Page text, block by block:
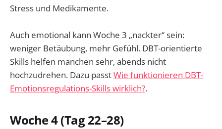
Stress und Medikamente.
Auch emotional kann Woche 3 „nackter“ sein:
weniger Betäubung, mehr Gefühl. DBT-orientierte
Skills helfen manchen sehr, abends nicht
hochzudrehen. Dazu passtWie funktionieren DBT-
Emotionsregulations-Skills wirklich?.
Woche 4 (Tag 22–28)